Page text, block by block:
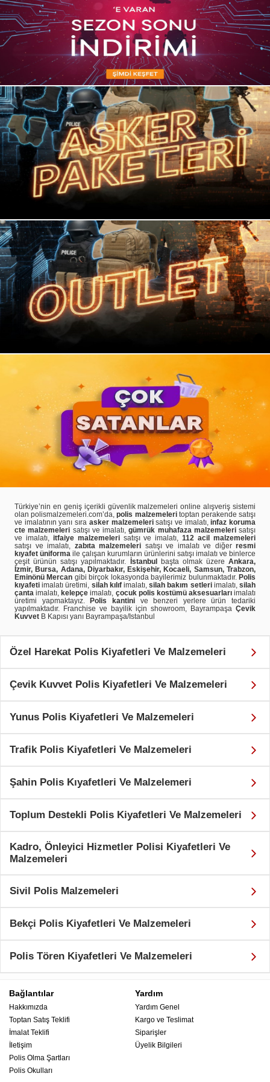
Türkiye’nin en geniş içerikli güvenlik malzemeleri online alışveriş sistemi
olan polismalzemeleri.com’da,polis malzemeleritoptan perakende satışı
ve imalatının yanı sıra asker malzemelerisatışı ve imalatı,infaz koruma
cte malzemeleri satışı ve imalatı,gümrük muhafaza malzemelerisatışı
ve imalatı, itfaiye malzemelerisatışı ve imalatı,112 acil malzemeleri
satışı ve imalatı, zabıta malzemeleri satışı ve imalatı ve diğer resmi
kıyafet üniforma ile çalışan kurumların ürünlerini satışı imalatı ve binlerce
çeşit ürünün satışı yapılmaktadır.
İstanbul başta olmak üzere Ankara,
İzmir, Bursa, Adana, Diyarbakır, Eskişehir, Kocaeli, Samsun, Trabzon,
Eminönü Mercan gibi birçok lokasyonda bayilerimiz bulunmaktadır. Polis
kıyafeti imalatı üretimi, silah kılıfimalatı,silah bakım setleriimalatı,silah
çanta imalatı, kelepçe imalatı, çocuk polis kostümü aksesuarlarıimalatı
üretimi yapmaktayız.
Polis kantinive benzeri yerlere ürün tedariki
yapılmaktadır. Franchise ve bayilik için showroom, Bayrampaşa Çevik
Kuvvet B Kapısı yanı Bayrampaşa/Istanbul
Özel Harekat Polis Kiyafetleri Ve Malzemeleri
Çevik Kuvvet Polis Kiyafetleri Ve Malzemeleri
Yunus Polis Kiyafetleri Ve Malzemeleri
Trafik Polis Kiyafetleri Ve Malzemeleri
Şahin Polis Kıyafetleri Ve Malzelemeri
Toplum Destekli Polis Kiyafetleri Ve Malzemeleri
Kadro, Önleyici Hizmetler Polisi Kiyafetleri Ve
Malzemeleri
Sivil Polis Malzemeleri
Bekçi Polis Kiyafetleri Ve Malzemeleri
Polis Tören Kiyafetleri Ve Malzemeleri
Bağlantılar
Hakkımızda
Toptan Satış Teklifi
İmalat Teklifi
İletişim
Polis Olma Şartları
Polis Okulları
Yardım
Yardım Genel
Kargo ve Teslimat
Siparişler
Üyelik Bilgileri